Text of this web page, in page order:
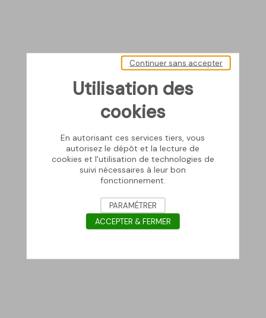
Utilisation des
cookies
En autorisant ces services tiers, vous
autorisez le dépôt et la lecture de
cookies et l'utilisation de technologies de
suivi nécessaires à leur bon
fonctionnement.
Continuer sans accepter
PARAMÉTRER
ACCEPTER & FERMER